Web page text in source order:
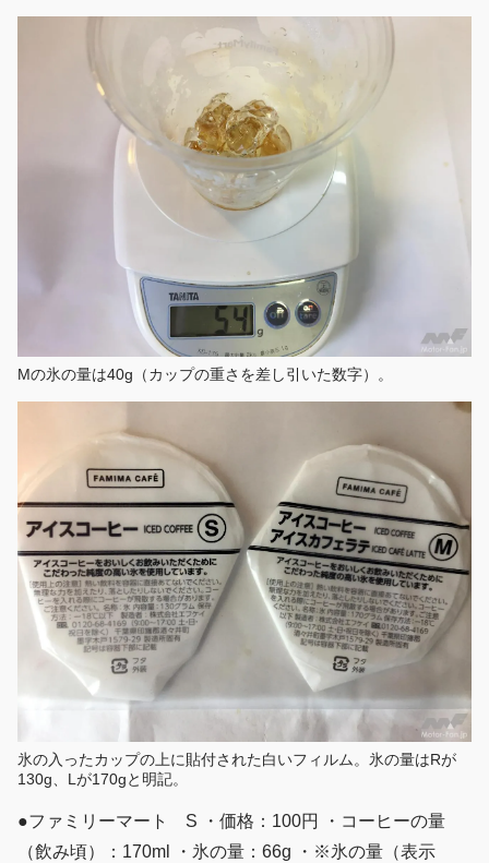
Mの氷の量は40g（カップの重さを差し引いた数字）。
氷の入ったカップの上に貼付された白いフィルム。氷の量はRが
130g、Lが170gと明記。
●ファミリーマート S ・価格：100円 ・コーヒーの量
（飲み頃）：170ml ・氷の量：66g ・※氷の量（表示